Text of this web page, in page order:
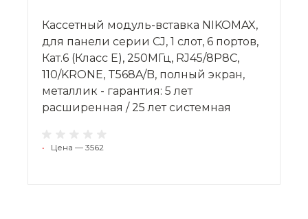
Кассетный модуль-вставка NIKOMAX,
для панели серии CJ, 1 слот, 6 портов,
Кат.6 (Класс E), 250МГц, RJ45/8P8C,
110/KRONE, T568A/B, полный экран,
металлик - гарантия: 5 лет
расширенная / 25 лет системная
• Цена — 3562